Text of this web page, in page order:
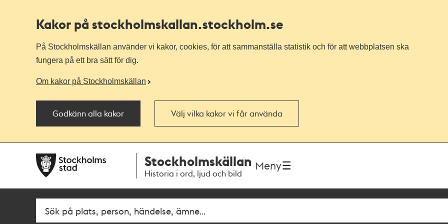
Kakor på stockholmskallan.stockholm.se
På Stockholmskällan använder vi kakor, cookies, för att sammanställa statistik och för att webbplatsen ska
fungera på ett bra sätt för dig.
Om kakor på Stockholmskällan
Godkänn alla kakor Välj vilka kakor vi får använda
navigationen
huvudinnehållet
Stockholmskällan
Historia i ord, ljud och bild
Meny
SökFritextsök